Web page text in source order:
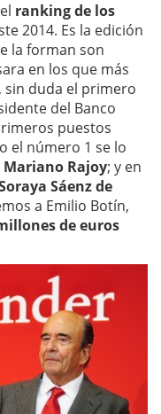
ranking de los
2014. Es la edición
la forman son
en los que más
sin duda el primero
del Banco
puestos
el número 1 se lo
Mariano Rajoy; y en
Sáenz de
a Emilio Botín,
de euros